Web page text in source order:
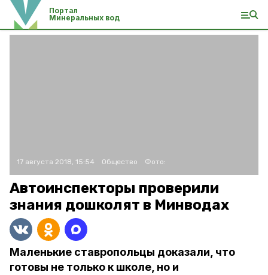
Портал
Минеральных вод
17 августа 2018, 15:54 Общество Фото:
Автоинспекторы проверили
знания дошколят в Минводах
Маленькие ставропольцы доказали, что
готовы не только к школе, но и